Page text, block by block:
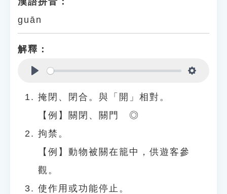
guān
解釋：
掩閉、閉合。與「開」相對。
【例】關閉、關門 ◎
拘禁。
【例】動物被關在籠中，供遊客參
觀。
使作用或功能停止。